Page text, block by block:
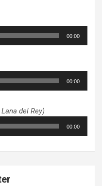
00:00
00:00
del Rey)
00:00